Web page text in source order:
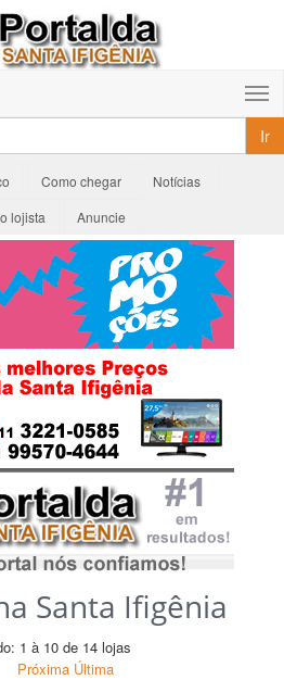
Ir
Como chegar
Notícias
lojista
Anuncie
Santa Ifigênia
1 à 10 de 14 lojas
Próxima Última